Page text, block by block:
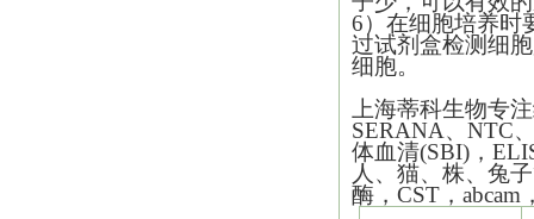
6）在细胞培养时
过试剂盒检测细
细胞。
上海蒂科生物专
SERANA、NTC
体血清(SBI)，
人、猫、株、兔
酶，CST，abcam